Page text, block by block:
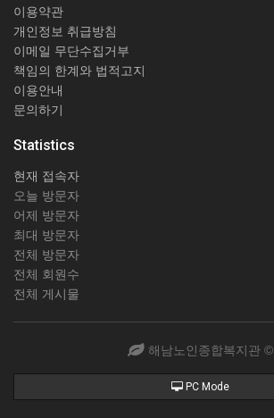
이용약관
개인정보 취급방침
이메일 무단수집거부
책임의 한계와 법적고지
이용안내
문의하기
Statistics
현재 접속자
오늘 방문자
어제 방문자
최대 방문자
전체 방문자
전체 회원수
전체 게시물
해남노인종합복지관 ©
PC Mode